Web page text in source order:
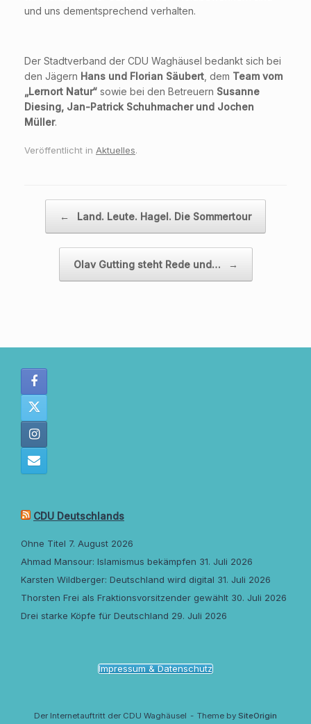
und uns dementsprechend verhalten.
Der Stadtverband der CDU Waghäusel bedankt sich bei
den Jägern Hans und Florian Säubert , dem Team vom
„Lernort Natur“ sowie bei den Betreuern Susanne
Diesing, Jan-Patrick Schuhmacher und Jochen
Müller.
Veröffentlicht in Aktuelles.
← Land. Leute. Hagel. Die Sommertour
Olav Gutting steht Rede und… →
CDU Deutschlands
Ohne Titel 7. August 2026
Ahmad Mansour: Islamismus bekämpfen 31. Juli 2026
Karsten Wildberger: Deutschland wird digital 31. Juli 2026
Thorsten Frei als Fraktionsvorsitzender gewählt 30. Juli 2026
Drei starke Köpfe für Deutschland 29. Juli 2026
Impressum & Datenschutz
Der Internetauftritt der CDU Waghäusel Theme by SiteOrigin